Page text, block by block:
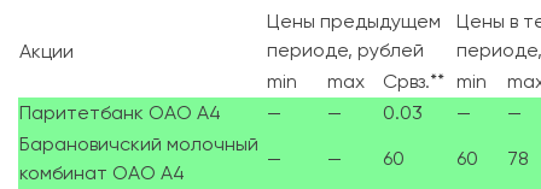
Акции
Цены предыдущем
периоде, рублей
Цены в
min
max Срвз.** min
Паритетбанк ОАО А4
— — 0.03 —
—
Барановичский молочный
комбинат ОАО А4
— — 60 60
78